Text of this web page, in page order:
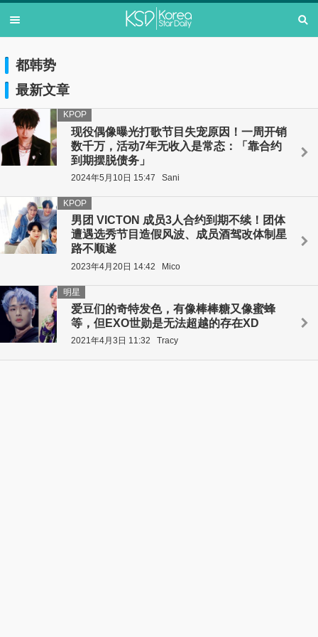
都韩势
最新文章
现役偶像曝光打歌节目失宠原因！一周开销
数千万，活动7年无收入是常态：「靠合约
到期摆脱债务」
KPOP
2024年5月10日 15:47 Sani
男团 VICTON 成员3人合约到期不续！团体
遭遇选秀节目造假风波、成员酒驾改体制星
路不顺遂
KPOP
2023年4月20日 14:42 Mico
爱豆们的奇特发色，有像棒棒糖又像蜜蜂
等，但EXO世勋是无法超越的存在XD
明星
2021年4月3日 11:32 Tracy